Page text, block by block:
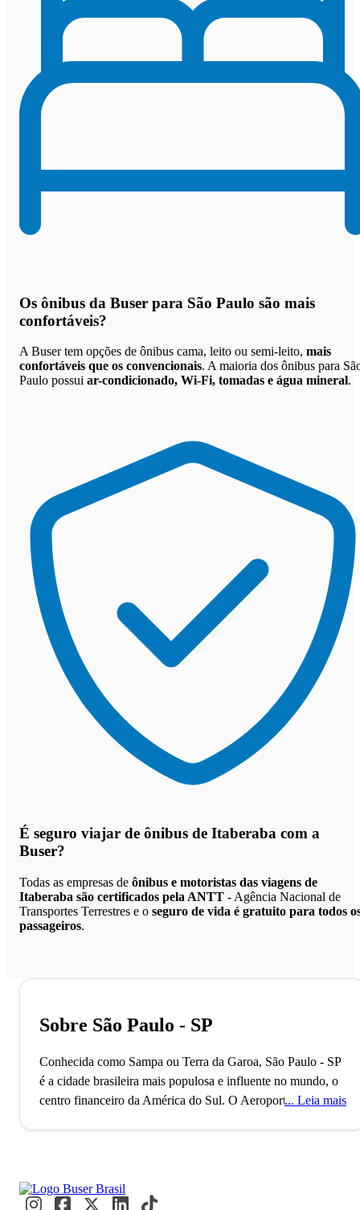
Os ônibus da Buser para São Paulo são mais
confortáveis?
A Buser tem opções de ônibus cama, leito ou semi-leito, mais
confortáveis que os convencionais. A maioria dos ônibus para
Paulo possui ar-condicionado, Wi-Fi, tomadas e água mineral.
É seguro viajar de ônibus de Itaberaba com a
Buser?
Todas as empresas de ônibus e motoristas das viagens de
Itaberaba são certificados pela ANTT - Agência Nacional de
Transportes Terrestres e o seguro de vida é gratuito para todos
passageiros.
Sobre São Paulo - SP
Conhecida como Sampa ou Terra da Garoa, São Paulo - SP
é a cidade brasileira mais populosa e influente no mundo, o
centro financeiro da América do Sul. O Aeroporto de
eventos internacionais como a Bienal de Arte e a São Paulo
Leia mais